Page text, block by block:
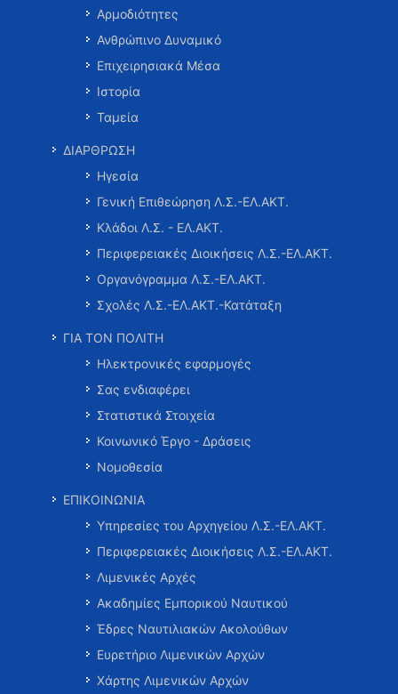
Αρμοδιότητες
Ανθρώπινο Δυναμικό
Επιχειρησιακά Μέσα
Ιστορία
Ταμεία
ΔΙΑΡΘΡΩΣΗ
Ηγεσία
Γενική Επιθεώρηση Λ.Σ.-ΕΛ.ΑΚΤ.
Κλάδοι Λ.Σ. - ΕΛ.ΑΚΤ.
Περιφερειακές Διοικήσεις Λ.Σ.-ΕΛ.ΑΚΤ.
Οργανόγραμμα Λ.Σ.-ΕΛ.ΑΚΤ.
Σχολές Λ.Σ.-ΕΛ.ΑΚΤ.-Κατάταξη
ΓΙΑ ΤΟΝ ΠΟΛΙΤΗ
Ηλεκτρονικές εφαρμογές
Σας ενδιαφέρει
Στατιστικά Στοιχεία
Κοινωνικό Έργο - Δράσεις
Νομοθεσία
ΕΠΙΚΟΙΝΩΝΙΑ
Υπηρεσίες του Αρχηγείου Λ.Σ.-ΕΛ.ΑΚΤ.
Περιφερειακές Διοικήσεις Λ.Σ.-ΕΛ.ΑΚΤ.
Λιμενικές Αρχές
Ακαδημίες Εμπορικού Ναυτικού
Έδρες Ναυτιλιακών Ακολούθων
Ευρετήριο Λιμενικών Αρχών
Χάρτης Λιμενικών Αρχών